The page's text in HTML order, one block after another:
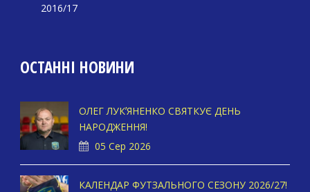
2016/17
ОСТАННІ НОВИНИ
ОЛЕГ ЛУКʼЯНЕНКО СВЯТКУЄ ДЕНЬ
НАРОДЖЕННЯ!
05 Сер 2026
КАЛЕНДАР ФУТЗАЛЬНОГО СЕЗОНУ 2026/27!